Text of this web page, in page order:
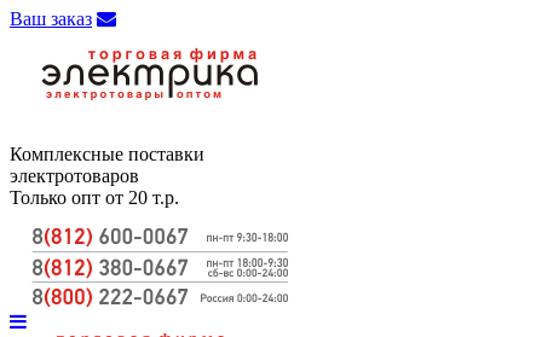
Ваш заказ
Комплексные поставки
электротоваров
Только опт от 20 т.р.